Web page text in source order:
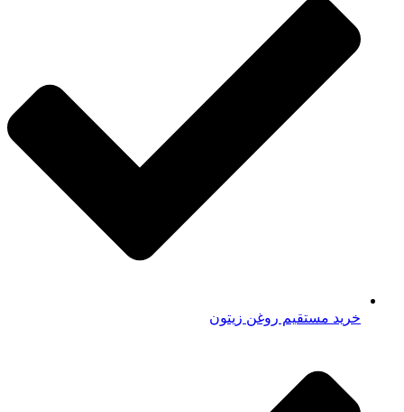
خرید مستقیم روغن زیتون